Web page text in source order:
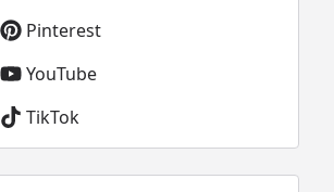
Pinterest
YouTube
TikTok